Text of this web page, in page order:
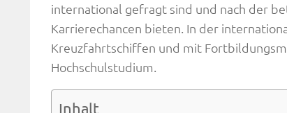
international gefragt sind und nach der
Karrierechancen bieten. In der
Kreuzfahrtschiffen und mit
Hochschulstudium.
Inhalt